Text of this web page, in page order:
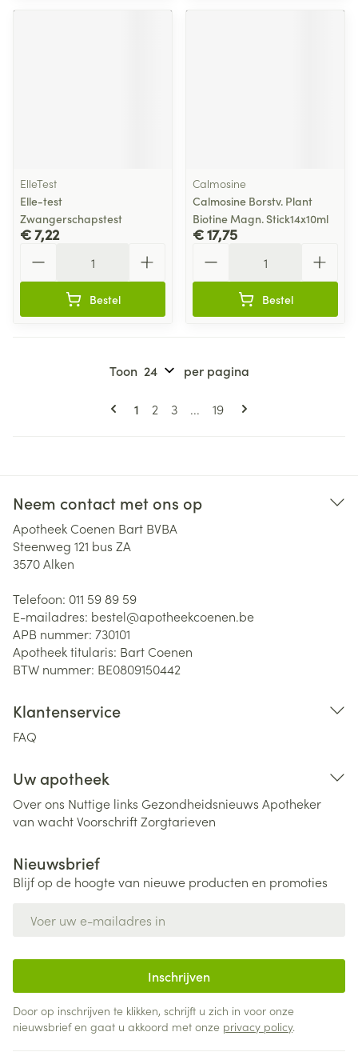
ElleTest
Elle-test
Zwangerschapstest
€ 7,22
Bestel
Calmosine
Calmosine Borstv. Plant
Biotine Magn. Stick14x10ml
€ 17,75
Bestel
Pagina's
U lees momenteel pagina
1 Pagina
2 Pagina
3 ... Pagina
19
Toon per pagina
Neem contact met ons op
Apotheek Coenen Bart BVBA
Steenweg 121 bus ZA
3570Alken
Telefoon: 011 59 89 59
E-mailadres: bestel@apotheekcoenen.be
APB nummer: 730101
Apotheek titularis: Bart Coenen
BTW nummer: BE0809150442
Klantenservice
FAQ
Uw apotheek
Over ons Nuttige links Gezondheidsnieuws Apotheker
van wachtVoorschriftZorgtarieven
Nieuwsbrief
Blijf op de hoogte van nieuwe producten en promoties
Inschrijven
Door op inschrijven te klikken, schrijft u zich in voor onze
nieuwsbrief en gaat u akkoord met onze privacy policy.